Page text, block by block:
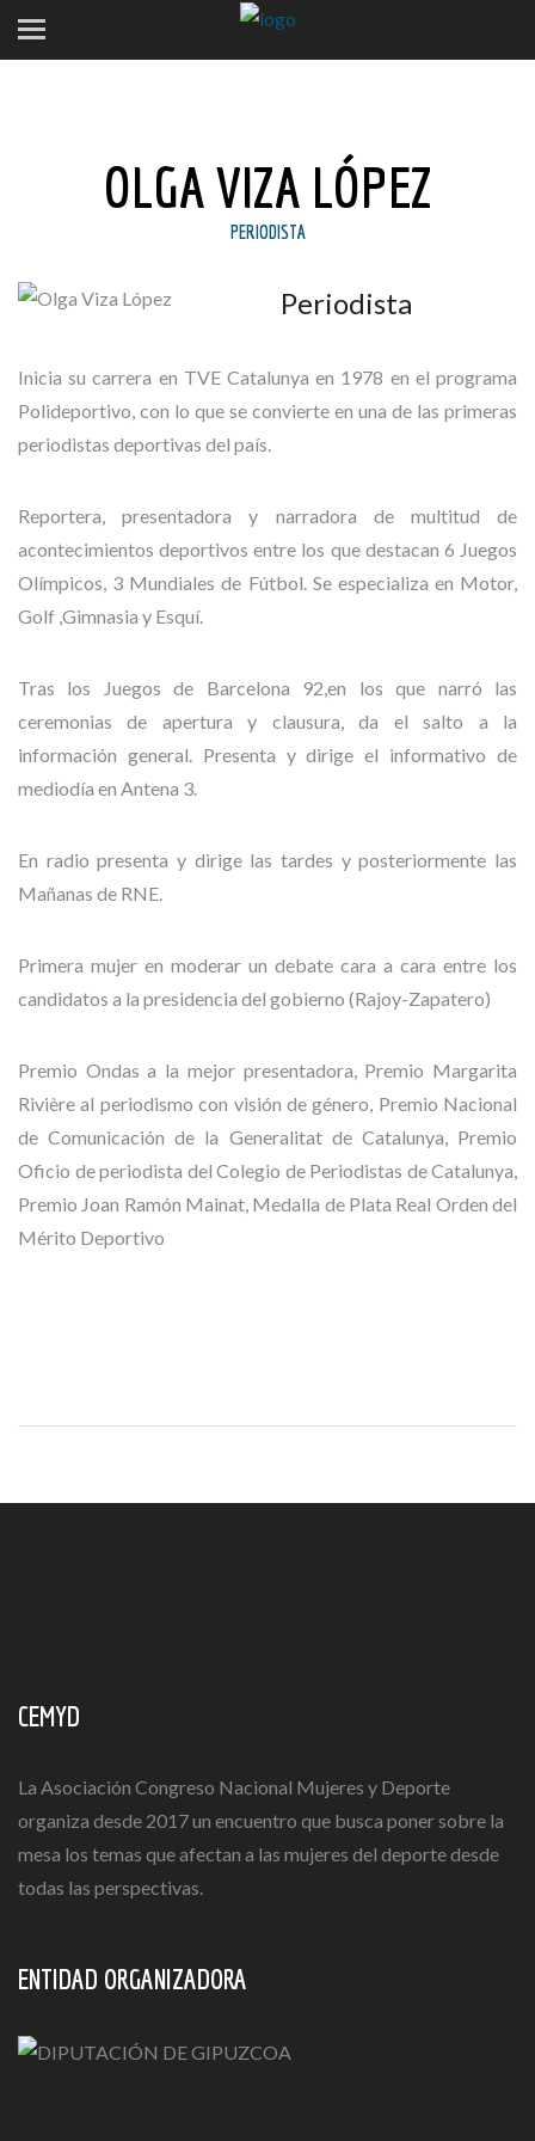
OLGA VIZA LÓPEZ
PERIODISTA
Periodista
Inicia su carrera en TVE Catalunya en 1978 en el programa
Polideportivo, con lo que se convierte en una de las primeras
periodistas deportivas del país.
Reportera, presentadora y narradora de multitud de
acontecimientos deportivos entre los que destacan 6 Juegos
Olímpicos, 3 Mundiales de Fútbol. Se especializa en Motor,
Golf ,Gimnasia y Esquí.
Tras los Juegos de Barcelona 92,en los que narró las
ceremonias de apertura y clausura, da el salto a la
información general. Presenta y dirige el informativo de
mediodía en Antena 3.
En radio presenta y dirige las tardes y posteriormente las
Mañanas de RNE.
Primera mujer en moderar un debate cara a cara entre los
candidatos a la presidencia del gobierno (Rajoy-Zapatero)
Premio Ondas a la mejor presentadora, Premio Margarita
Rivière al periodismo con visión de género, Premio Nacional
de Comunicación de la Generalitat de Catalunya, Premio
Oficio de periodista del Colegio de Periodistas de Catalunya,
Premio Joan Ramón Mainat, Medalla de Plata Real Orden del
Mérito Deportivo
CEMYD
La Asociación Congreso Nacional Mujeres y Deporte
organiza desde 2017 un encuentro que busca poner sobre la
mesa los temas que afectan a las mujeres del deporte desde
todas las perspectivas.
ENTIDAD ORGANIZADORA